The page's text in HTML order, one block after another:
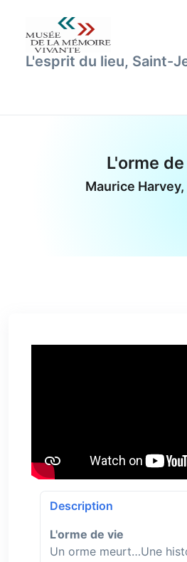
L'esprit du lieu, Saint-
L'orme
Maurice Harvey,
Description
L'orme de vie
Un orme meurt…Une